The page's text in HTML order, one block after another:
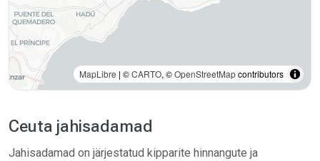
MapLibre | ©CARTO, ©OpenStreetMapcontributors
Ceuta jahisadamad
Jahisadamad on järjestatud kipparite hinnangute ja